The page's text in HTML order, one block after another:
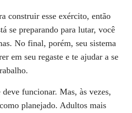
construir esse exército, então
se preparando para lutar, você
No final, porém, seu sistema
em seu regaste e te ajudar a se
funcionar. Mas, às vezes,
planejado. Adultos mais